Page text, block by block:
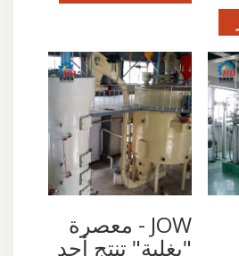
‫JOW - معصرة
"بغلية" تنتج أحد